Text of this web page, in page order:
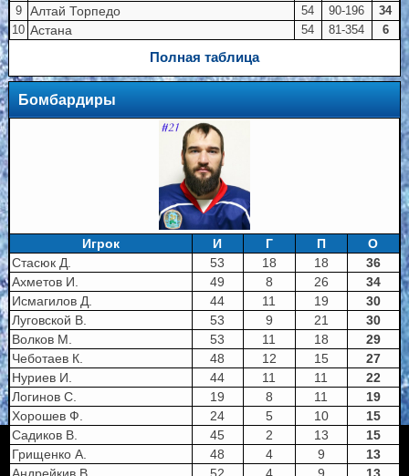
9
Алтай Торпедо 54 90-196
34
10 Астана 54 81-354 6
Полная таблица
Бомбардиры
Игрок И Г П
О
Стасюк Д.
53 18 18
36
Ахметов И.
49 8 26
34
Исмагилов Д.
44 11 19
30
Луговской В.
53 9 21
30
Волков М.
53 11 18
29
Чеботаев К.
48 12 15
27
Нуриев И.
44 11 11
22
Логинов С.
19 8 11
19
Хорошев Ф.
24 5 10
15
Садиков В.
45 2 13
15
Грищенко А.
48 4 9
13
Андрейкив В.
52 4 9 13